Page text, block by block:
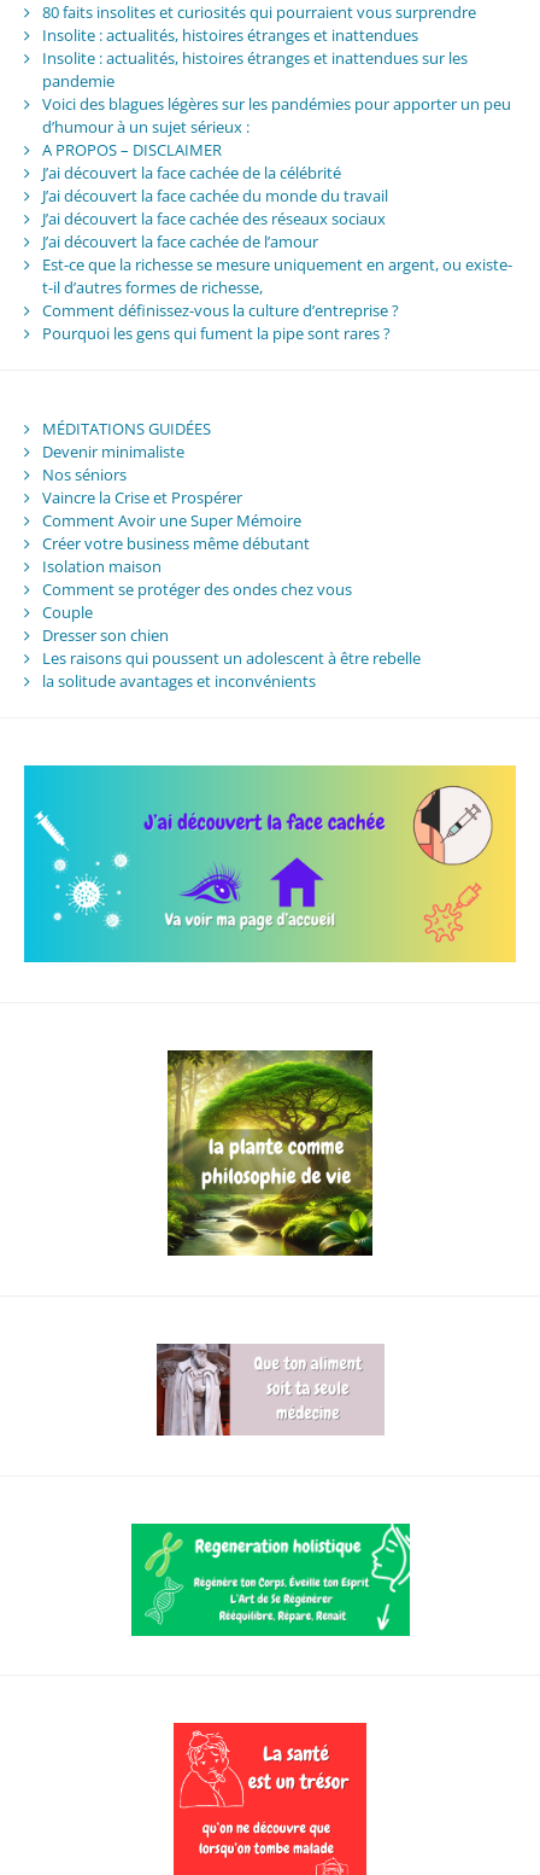
80 faits insolites et curiosités qui pourraient vous surprendre
Insolite : actualités, histoires étranges et inattendues
Insolite : actualités, histoires étranges et inattendues sur les
pandemie
Voici des blagues légères sur les pandémies pour apporter un peu
d’humour à un sujet sérieux :
A PROPOS – DISCLAIMER
J’ai découvert la face cachée de la célébrité
J’ai découvert la face cachée du monde du travail
J’ai découvert la face cachée des réseaux sociaux
J’ai découvert la face cachée de l’amour
Est-ce que la richesse se mesure uniquement en argent, ou existe-
t-il d’autres formes de richesse,
Comment définissez-vous la culture d’entreprise ?
Pourquoi les gens qui fument la pipe sont rares ?
MÉDITATIONS GUIDÉES
Devenir minimaliste
Nos séniors
Vaincre la Crise et Prospérer
Comment Avoir une Super Mémoire
Créer votre business même débutant
Isolation maison
Comment se protéger des ondes chez vous
Couple
Dresser son chien
Les raisons qui poussent un adolescent à être rebelle
la solitude avantages et inconvénients